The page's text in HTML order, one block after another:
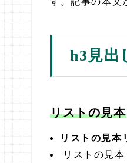
h3見出
リストの見本
リストの見本
リストの見